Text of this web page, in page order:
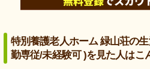
特別養護老人ホーム 緑山荘の
勤専従/未経験可 )を見た人はこ